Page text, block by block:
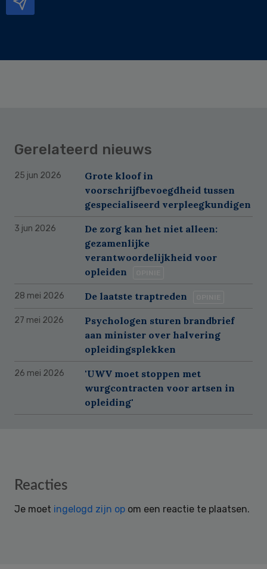
Gerelateerd nieuws
25 jun 2026
Grote kloof in
voorschrijfbevoegdheid tussen
gespecialiseerd verpleegkundigen
3 jun 2026
De zorg kan het niet alleen:
gezamenlijke
verantwoordelijkheid voor
opleiden
28 mei 2026 De laatste traptreden
27 mei 2026
Psychologen sturen brandbrief
aan minister over halvering
opleidingsplekken
26 mei 2026
'UWV moet stoppen met
wurgcontracten voor artsen in
opleiding'
Reader
Reacties
Je moet ingelogd zijn op om een reactie te plaatsen.